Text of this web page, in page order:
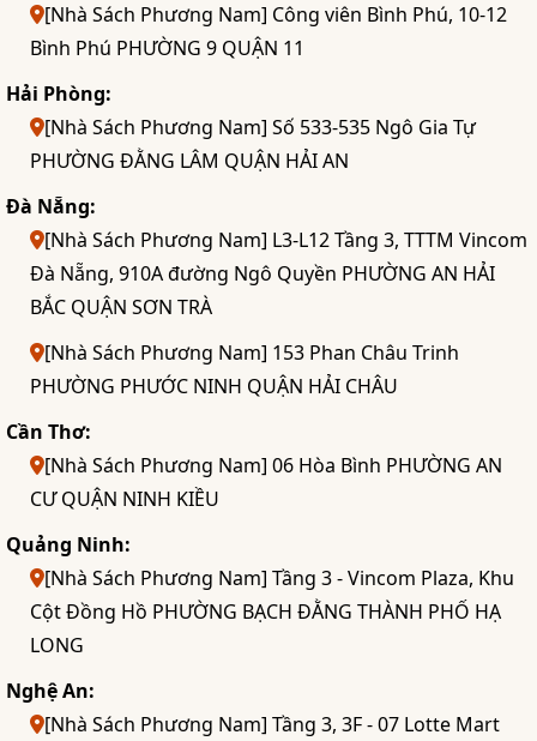
[Nhà Sách Phương Nam] Công viên Bình Phú, 10-12
Bình Phú PHƯỜNG 9 QUẬN 11
Hải Phòng:
[Nhà Sách Phương Nam] Số 533-535 Ngô Gia Tự
PHƯỜNG ĐẰNG LÂM QUẬN HẢI AN
Đà Nẵng:
[Nhà Sách Phương Nam] L3-L12 Tầng 3, TTTM Vincom
Đà Nẵng, 910A đường Ngô Quyền PHƯỜNG AN HẢI
BẮC QUẬN SƠN TRÀ
[Nhà Sách Phương Nam] 153 Phan Châu Trinh
PHƯỜNG PHƯỚC NINH QUẬN HẢI CHÂU
Cần Thơ:
[Nhà Sách Phương Nam] 06 Hòa Bình PHƯỜNG AN
CƯ QUẬN NINH KIỀU
Quảng Ninh:
[Nhà Sách Phương Nam] Tầng 3 - Vincom Plaza, Khu
Cột Đồng Hồ PHƯỜNG BẠCH ĐẰNG THÀNH PHỐ HẠ
LONG
Nghệ An:
[Nhà Sách Phương Nam] Tầng 3, 3F - 07 Lotte Mart